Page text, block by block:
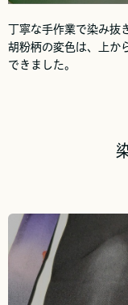
丁寧な手作業で染み抜
胡粉柄の変色は、上か
できました。